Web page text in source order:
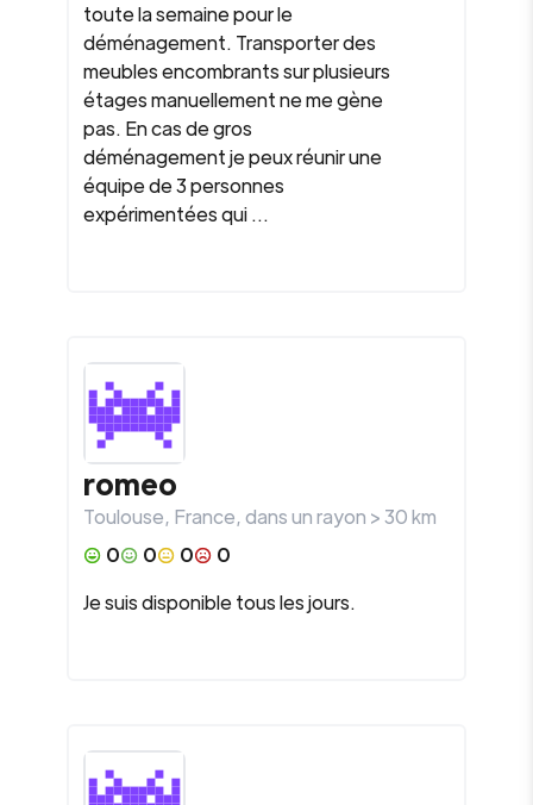
toute la semaine pour le
déménagement. Transporter des
meubles encombrants sur plusieurs
étages manuellement ne me gène
pas. En cas de gros
déménagement je peux réunir une
équipe de 3 personnes
expérimentées qui ...
romeo
Toulouse, France, dans un rayon >30km
0
0 0
0
Je suis disponible tous les jours.